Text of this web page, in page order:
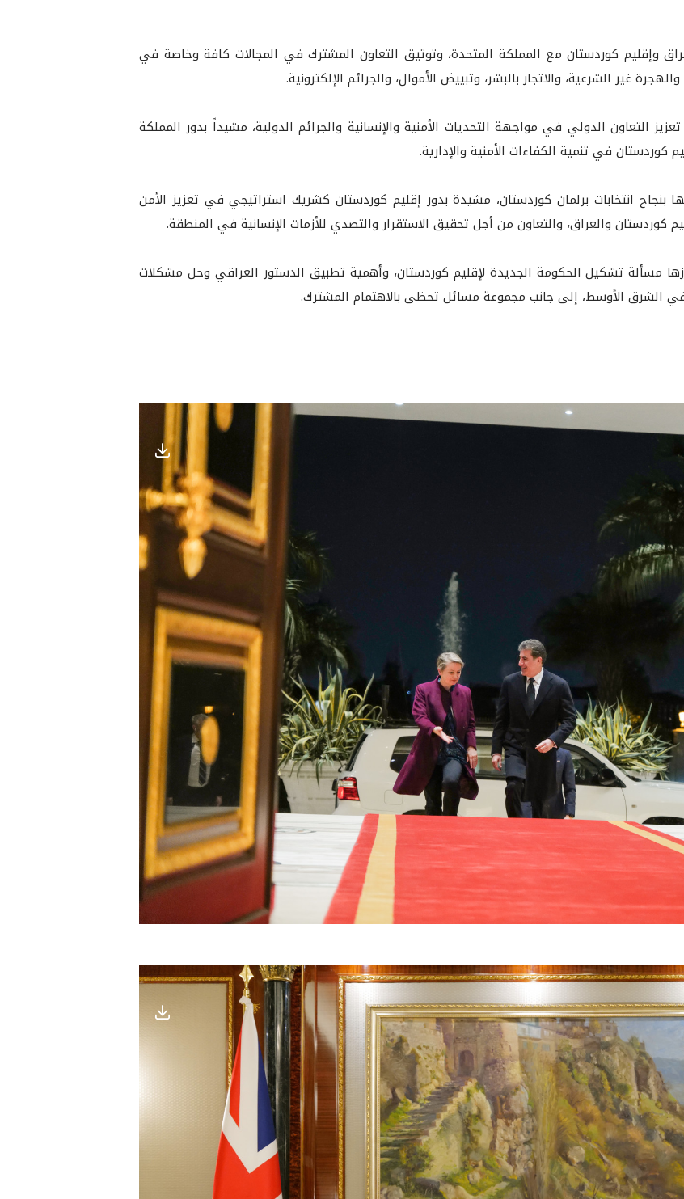
وإقليم كوردستان مع المملكة المتحدة، وتوثيق التعاون المشترك في المجالات كافة وخاصة في
غير الشرعية، والاتجار بالبشر، وتبييض الأموال، والجرائم الإلكترونية.
التعاون الدولي في مواجهة التحديات الأمنية والإنسانية والجرائم الدولية، مشيداً بدور المملكة
في تنمية الكفاءات الأمنية والإدارية.
انتخابات برلمان كوردستان، مشيدة بدور إقليم كوردستان كشريك استراتيجي في تعزيز الأمن
كوردستان والعراق، والتعاون من أجل تحقيق الاستقرار والتصدي للأزمات الإنسانية في المنطقة.
مسألة تشكيل الحكومة الجديدة لإقليم كوردستان، وأهمية تطبيق الدستور العراقي وحل مشكلات
الشرق الأوسط، إلى جانب مجموعة مسائل تحظى بالاهتمام المشترك.